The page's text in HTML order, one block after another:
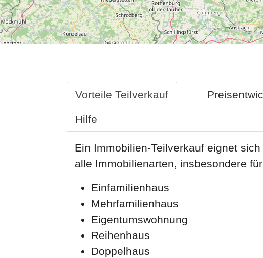
Vorteile Teilverkauf
Hilfe
Ein Immobilien-Teilverkauf eignet
alle Immobilienarten, insbesondere
Einfamilienhaus
Mehrfamilienhaus
Eigentumswohnung
Reihenhaus
Doppelhaus